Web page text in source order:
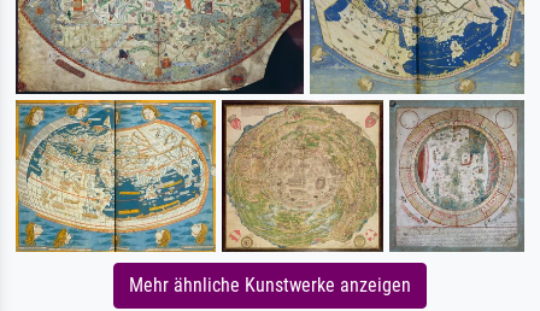
Mehr ähnliche Kunstwerke anzeigen